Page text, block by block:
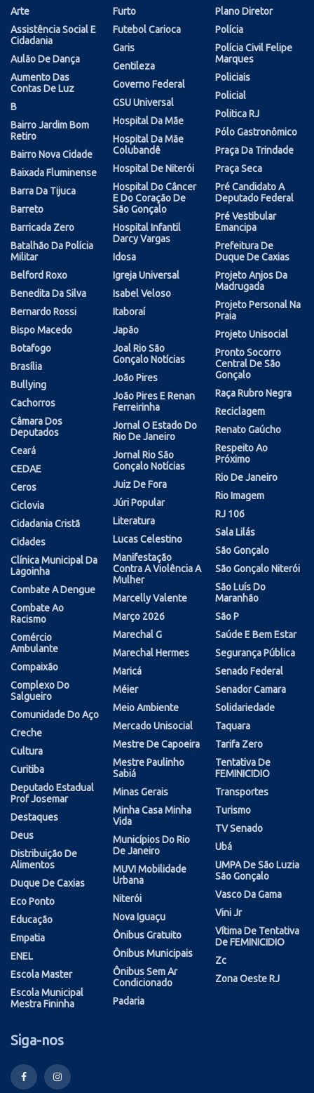
Arte
Assistência Social E
Cidadania
Aulão De Dança
Aumento Das
Contas De Luz
B
Bairro Jardim Bom
Retiro
Bairro Nova Cidade
Baixada Fluminense
Barra Da Tijuca
Barreto
Barricada Zero
Batalhão Da Polícia
Militar
Belford Roxo
Benedita Da Silva
Bernardo Rossi
Bispo Macedo
Botafogo
Brasília
Bullying
Cachorros
Câmara Dos
Deputados
Ceará
CEDAE
Ceros
Ciclovia
Cidadania Cristã
Cidades
Clínica Municipal Da
Lagoinha
Combate A Dengue
Combate Ao
Racismo
Comércio
Ambulante
Compaixão
Complexo Do
Salgueiro
Comunidade Do Aço
Creche
Cultura
Curitiba
Deputado Estadual
Prof Josemar
Destaques
Deus
Distribuição De
Alimentos
Duque De Caxias
Eco Ponto
Educação
Empatia
ENEL
Escola Master
Escola Municipal
Mestra Fininha
Furto
Futebol Carioca
Garis
Gentileza
Governo Federal
GSU Universal
Hospital Da Mãe
Hospital Da Mãe
Colubandê
Hospital De Niterói
Hospital Do Câncer
E Do Coração De
São Gonçalo
Hospital Infantil
Darcy Vargas
Idosa
Igreja Universal
Isabel Veloso
Itaboraí
Japão
Joal Rio São
Gonçalo Notícias
João Pires
João Pires E Renan
Ferreirinha
Jornal O Estado Do
Rio De Janeiro
Jornal Rio São
Gonçalo Notícias
Juiz De Fora
Júri Popular
Literatura
Lucas Celestino
Manifestação
Contra A Violência A
Mulher
Marcelly Valente
Março 2026
Marechal G
Marechal Hermes
Maricá
Méier
Meio Ambiente
Mercado Unisocial
Mestre De Capoeira
Mestre Paulinho
Sabiá
Minas Gerais
Minha Casa Minha
Vida
Municípios Do Rio
De Janeiro
MUVI Mobilidade
Urbana
Niterói
Nova Iguaçu
Ônibus Gratuito
Ônibus Municipais
Ônibus Sem Ar
Condicionado
Padaria
Plano Diretor
Polícia
Polícia Civil Felipe
Marques
Policiais
Policial
Politica RJ
Pólo Gastronômico
Praça Da Trindade
Praça Seca
Pré Candidato A
Deputado Federal
Pré Vestibular
Emancipa
Prefeitura De
Duque De Caxias
Projeto Anjos Da
Madrugada
Projeto Personal Na
Praia
Projeto Unisocial
Pronto Socorro
Central De São
Gonçalo
Raça Rubro Negra
Reciclagem
Renato Gaúcho
Respeito Ao
Próximo
Rio De Janeiro
Rio Imagem
RJ 106
Sala Lilás
São Gonçalo
São Gonçalo Niterói
São Luís Do
Maranhão
São P
Saúde E Bem Estar
Segurança Pública
Senado Federal
Senador Camara
Solidariedade
Taquara
Tarifa Zero
Tentativa De
FEMINICIDIO
Transportes
Turismo
TV Senado
Ubá
UMPA De São Luzia
São Gonçalo
Vasco Da Gama
Vini Jr
Vítima De Tentativa
De FEMINICIDIO
Zc
Zona Oeste RJ
Siga-nos